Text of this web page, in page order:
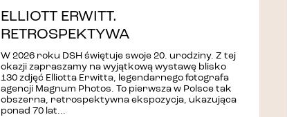
ELLIOTT ERWITT.
RETROSPEKTYWA
W 2026 roku DSH świętuje swoje 20. urodziny. Z tej
okazji zapraszamy na wyjątkową wystawę blisko
130 zdjęć Elliotta Erwitta, legendarnego fotografa
agencji Magnum Photos. To pierwsza w Polsce tak
obszerna, retrospektywna ekspozycja, ukazująca
ponad 70 lat...